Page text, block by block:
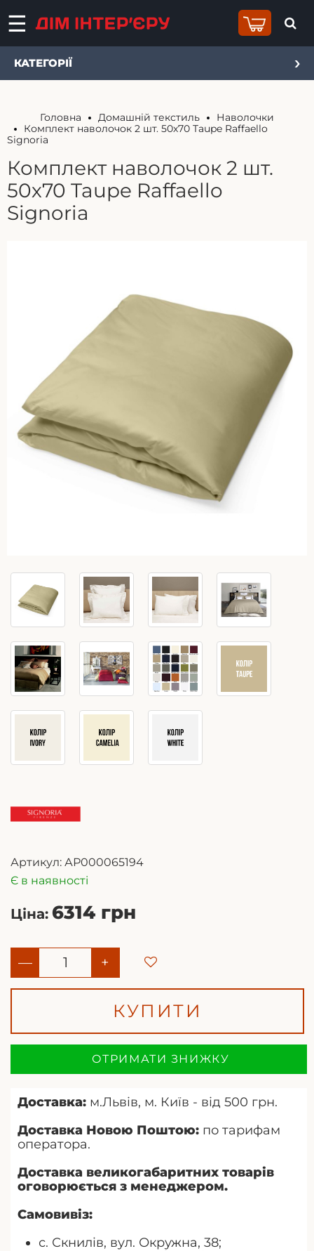
КАТЕГОРІЇ
Головна Домашній текстиль
Наволочки
Комплект наволочок 2 шт. 50х70 Taupe Raffaello
Signoria
Комплект наволочок 2 шт.
50х70 Taupe Raffaello
Signoria
Артикул: АР000065194
Є в наявності
Ціна: 6314 грн
— +
КУПИТИ
ОТРИМАТИ ЗНИЖКУ
Доставка: м.Львів, м. Київ - від 500 грн.
Доставка Новою Поштою: по тарифам
оператора.
Доставка великогабаритних товарів
оговорюється з менеджером.
Самовивіз:
с. Скнилів, вул. Окружна, 38;